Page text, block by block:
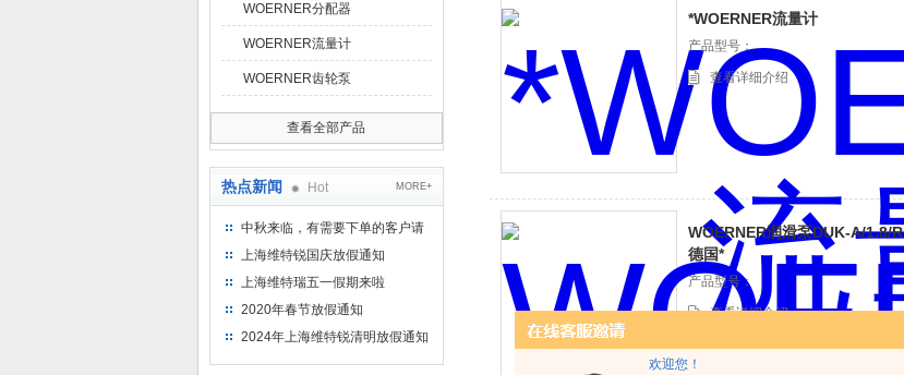
欢迎您！
WOERNER分配器
WOERNER流量计
WOERNER齿轮泵
查看全部产品
热点新闻 Hot MORE+
中秋来临，有需要下单的客户请
提前下单
上海维特锐国庆放假通知
上海维特瑞五一假期来啦
2020年春节放假通知
2024年上海维特锐清明放假通知
*WOERNER流量计
产品型号：
查看详细介绍
WOERNER润滑泵DUK-A/1.8/R
德国*
产品型号：
查看详细介绍